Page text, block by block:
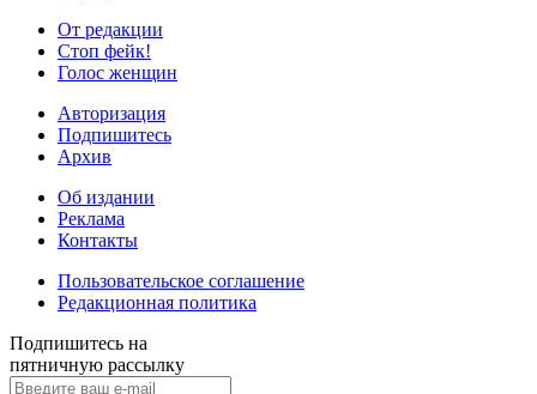
От редакции
Стоп фейк!
Голос женщин
Авторизация
Подпишитесь
Архив
Об издании
Реклама
Контакты
Пользовательское соглашение
Редакционная политика
Подпишитесь на
пятничную рассылку